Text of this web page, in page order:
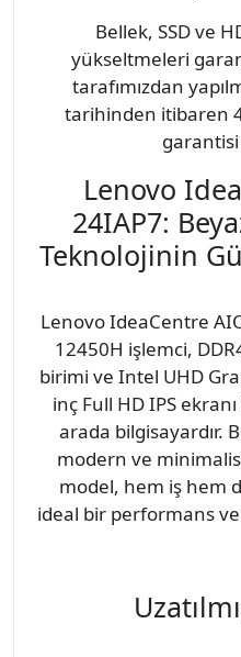
Bellek, SSD ve
yükseltmeleri
tarafımızdan
tarihinden itibaren
garantisi
Lenovo
24IAP7:
Teknolojinin
Lenovo IdeaCentre
12450H işlemci,
birimi ve Intel UHD
inç Full HD IPS
arada bilgisayardır.
modern ve
model, hem iş hem
ideal bir performans ve